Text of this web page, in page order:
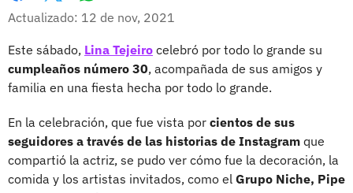
Facebook
X
Actualizado: 12 de nov, 2021
Este sábado, Lina Tejeiro celebró por todo lo grande su
cumpleaños número 30, acompañada de sus amigos y
familia en una fiesta hecha por todo lo grande.
En la celebración, que fue vista por cientos de sus
seguidores a través de las historias de Instagram que
compartió la actriz, se pudo ver cómo fue la decoración, la
comida y los artistas invitados, como el Grupo Niche, Pipe